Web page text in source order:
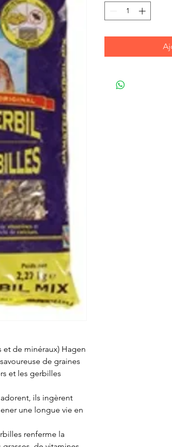
et de minéraux) Hagen
de graines
et les gerbilles
ils ingèrent
une longue vie en
renferme la